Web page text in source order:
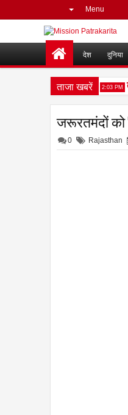
Menu
देश दुनिया
ताजा खबरें
की कमान संभालेंगे 2:03 PM
जरूरतमंदों को
0 Rajasthan